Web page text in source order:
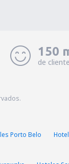
150
de
Porto Belo